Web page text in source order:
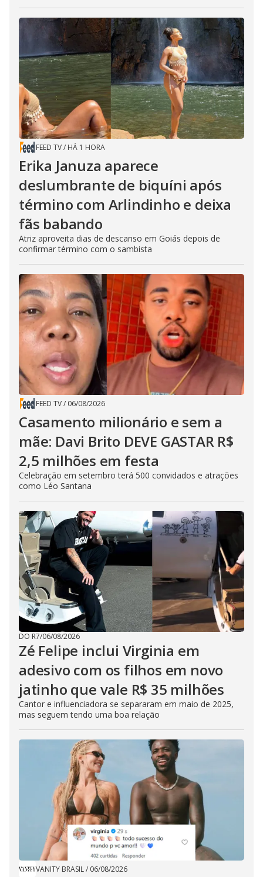
FEED TV/ HÁ 1 HORA
Erika Januza aparece
deslumbrante de biquíni após
término com Arlindinho e deixa
fãs babando
Atriz aproveita dias de descanso em Goiás depois de
confirmar término com o sambista
FEED TV/ 06/08/2026
Casamento milionário e sem a
mãe: Davi Brito DEVE GASTAR R$
2,5 milhões em festa
Celebração em setembro terá 500 convidados e atrações
como Léo Santana
DO R7/06/08/2026
Zé Felipe inclui Virginia em
adesivo com os filhos em novo
jatinho que vale R$ 35 milhões
Cantor e influenciadora se separaram em maio de 2025,
mas seguem tendo uma boa relação
VANITY BRASIL/ 06/08/2026